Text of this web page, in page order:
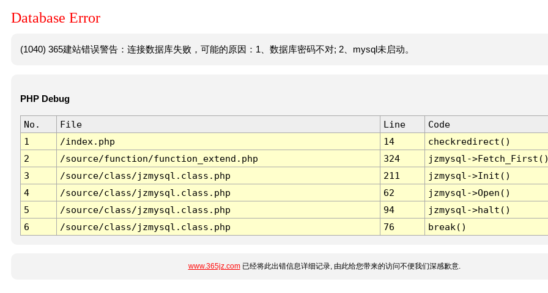
Database Error
(1040) 365建站错误警告：连接数据库失败，可能的原因：1、数据库密码不对; 2、mysql未启动。
PHP Debug
No. File Line
Code
1
/index.php 14
checkredirect()
2
/source/function/function_extend.php 324
jzmysql-
3
/source/class/jzmysql.class.php 211
jzmysql->Init()
4
/source/class/jzmysql.class.php 62
jzmysql->Open()
5
/source/class/jzmysql.class.php 94
jzmysql->halt()
6
/source/class/jzmysql.class.php 76 break()
www.365jz.com已经将此出错信息详细记录, 由此给您带来的访问不便我们深感歉意.